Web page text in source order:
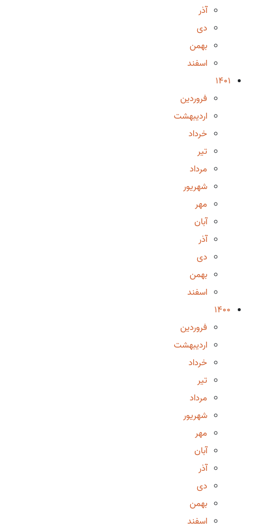
آذر
دی
بهمن
اسفند
1401
فروردین
اردیبهشت
خرداد
تیر
مرداد
شهریور
مهر
آبان
آذر
دی
بهمن
اسفند
1400
فروردین
اردیبهشت
خرداد
تیر
مرداد
شهریور
مهر
آبان
آذر
دی
بهمن
اسفند